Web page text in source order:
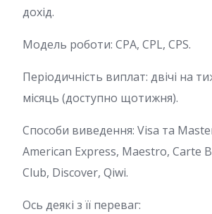
дохід.
Модель роботи: CPA, CPL, CPS.
Періодичність виплат: двічі на
місяць (доступно щотижня).
Способи виведення: Visa та
American Express, Maestro, Carte
Club, Discover, Qiwi.
Ось деякі з її переваг: